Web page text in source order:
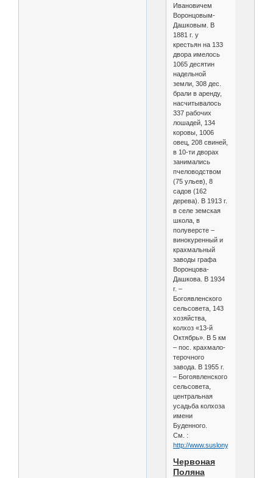
Ивановичем
Воронцовым-
Дашковым. В
1881 г. у
крестьян на 133
двора имелось
1065 десятин
надельной
земли, 308 дес.
брали в аренду,
насчитывалось
337 рабочих
лошадей, 134
коровы, 1006
овец, 208 свиней,
в 10-ти дворах
занимались
пчеловодством
(75 ульев), 8
садов (162
дерева). В 1913 г.
в селе земская
школа, в
полуверсте –
винокуренный и
крахмальный
заводы графа
Воронцова-
Дашкова. В 1934
г. –
Богоявленского
сельсовета, 143
хозяйства,
колхоз «13-й
Октябрь». В 5 км
– пос. крахмало-
терочного
завода. В 1955 г.
– Богоявленского
сельсовета,
центральная
усадьба колхоза
имени
Буденного.
См. :
http://www.suslony.ru/
Червоная
Поляна